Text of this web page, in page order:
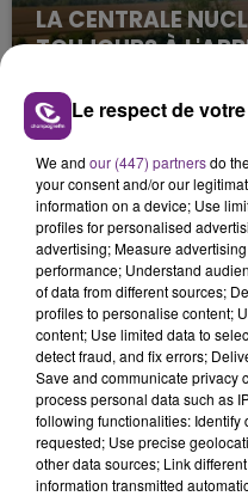
LA CENTRALE
TOUJOURS À
Cela fait déjà une
nucléaire ardennaise
justifiée par la
présente.
LE MAGASIN
SES PORTES
C'était l'une des
rémois. Le magasin
fermer ses portes.
TITRES
Le respect de
We and our (447) partnersdo
your consent and/or our
information on a device; Use
profiles for personalised
advertising; Measure
performance; Understand
of data from different sources;
profiles to personalise content;
content; Use limited data to
detect fraud, and fix errors;
Save and communicate privacy
process personal data such as
following functionalities:
requested; Use precise
other data sources; Link
information transmitted